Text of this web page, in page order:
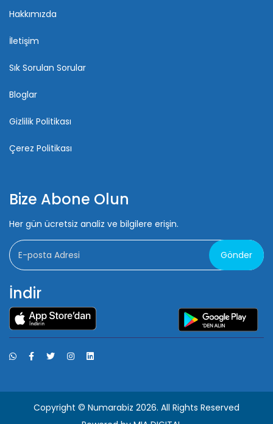
Hakkımızda
İletişim
Sık Sorulan Sorular
Bloglar
Gizlilik Politikası
Çerez Politikası
Bize Abone Olun
Her gün ücretsiz analiz ve bilgilere erişin.
Gönder
İndir
Copyright © Numarabiz 2026. All Rights Reserved